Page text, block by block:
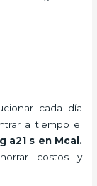
cada día
a tiempo el
a21 s en Mcal.
costos y